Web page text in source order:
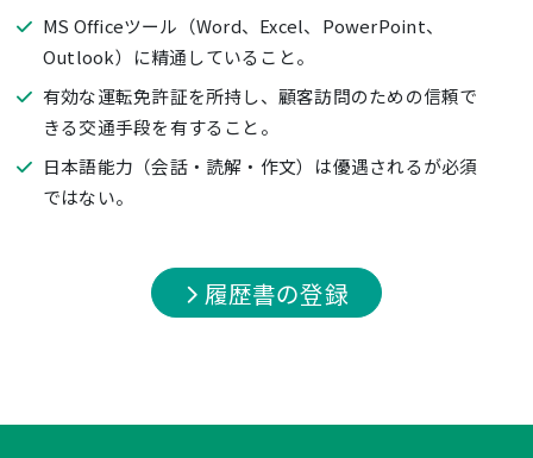
MS Officeツール（Word、Excel、PowerPoint、
Outlook）に精通していること。
有効な運転免許証を所持し、顧客訪問のための信頼で
きる交通手段を有すること。
日本語能力（会話・読解・作文）は優遇されるが必須
ではない。
履歴書の登録